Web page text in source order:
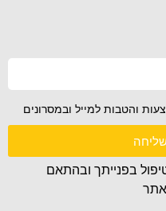
והטבות למייל ובמסרונים
בפנייתך ובהתאם